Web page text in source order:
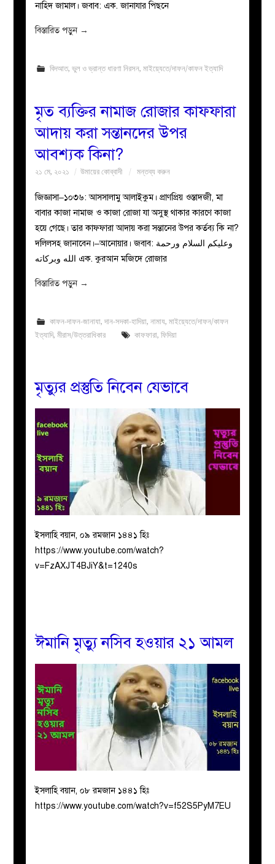
নাহিদ জামাল। জবাব: এক. জানাযার পিছনে
বিস্তারিত পড়ুন →
বিদআত, ভুল ও ভ্রান্ত ধারণা নিরসন, মাইয়্যেতে/দাফন/কাফন ইত্যাদি
মৃত ব্যক্তির নামাজ রোজার কাফফারা
আদায় করা সন্তানদের উপর
আবশ্যক কিনা?
২১ মে, ২০২১ উমায়ের কোব্বাদী মন্তব্য করুন
জিজ্ঞাসা–১০৩৬: আসসালামু আলাইকুম। প্রাণপ্রিয় ওস্তাদজী, মা
বাবার কাজা নামাজ ও কাজা রোজা যা অসুস্থ থাকার কারণে কাজা
হয়ে গেছে। তার কাফফারা আদায় করা সন্তানের উপর কর্তব্য কি না?
দলিলসহ জানাবেন।–আনোয়ার। জবাব: وعليكم السلام ورحمة
الله وبركاته এক. কুরআন মজিদে রোজার
বিস্তারিত পড়ুন →
কাফন-দাফন-জানাযা, দান-সদকা-হাদিয়া, নামায, মাইয়্যেতে/দাফন/কাফন
ইত্যাদি,মীরাস/উত্তরাধিকার কাফফারা, ফিদিয়া
মৃত্যুর প্রস্তুতি নিবেন যেভাবে
ইসলাহি বয়ান, ০৯ রমজান ১৪৪১ হিঃ
https://www.youtube.com/watch?
v=FzAXJT4BJiY&t=1240s
ঈমানি মৃত্যু নসিব হওয়ার ২১ আমল
ইসলাহি বয়ান, ০৮ রমজান ১৪৪১ হিঃ
https://www.youtube.com/watch?v=f52S5PyM7EU